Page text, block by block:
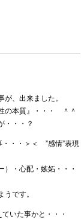
、出来ました。
の本質』・・・ ＾＾
・・・？
・・・＞＜ ”感情”表現
）・心配・嫉妬・・・
です。
いた事かと・・・